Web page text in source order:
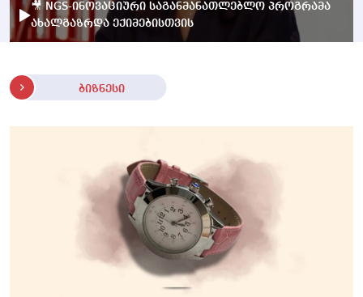
🎥 NGS-ინოვაციური საგანმანათლებლო პროგრამა
ახალგაზრდა ექიმებისთვის
ბიზნესი